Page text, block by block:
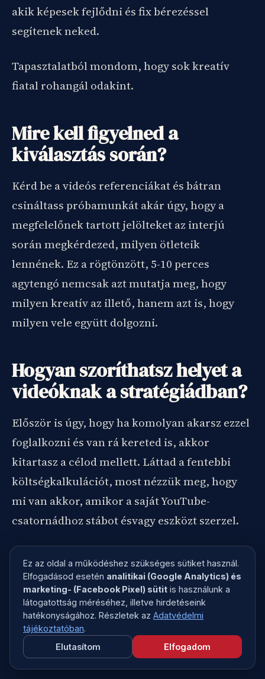
akik képesek fejlődni és fix bérezéssel
segítenek neked.
Tapasztalatból mondom, hogy sok kreatív
fiatal rohangál odakint.
Mire kell figyelned a
kiválasztás során?
Kérd be a videós referenciákat és bátran
csináltass próbamunkát akár úgy, hogy a
megfelelőnek tartott jelölteket az interjú
során megkérdezed, milyen ötleteik
lennének. Ez a rögtönzött, 5-10 perces
agytengó nemcsak azt mutatja meg, hogy
milyen kreatív az illető, hanem azt is, hogy
milyen vele együtt dolgozni.
Hogyan szoríthatsz helyet a
videóknak a stratégiádban?
Először is úgy, hogy ha komolyan akarsz ezzel
foglalkozni és van rá kereted is, akkor
kitartasz a célod mellett. Láttad a fentebbi
költségkalkulációt, most nézzük meg, hogy
mi van akkor, amikor a saját YouTube-
csatornádhoz stábot ésvagy eszközt szerzel.
Kamera, állvány, mikrofon
(Állandó) személyzet (már ha kezdetben ez
nem te vagy)
Fix helyiség
Ez az oldal a működéshez szükséges sütiket használ.
Elfogadásod esetén analitikai (Google Analytics) és
marketing- (Facebook Pixel) sütit is használunk a
látogatottság méréséhez, illetve hirdetéseink
hatékonyságához. Részletek az Adatvédelmi
tájékoztatóban.
Elutasítom
Elfogadom